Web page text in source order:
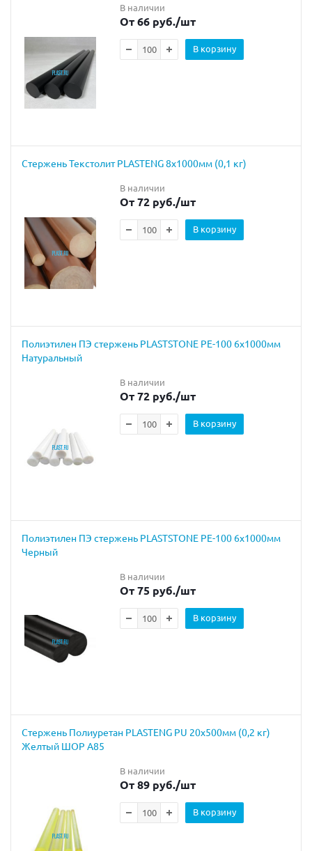
В наличии
От 66 руб./шт
В корзину
Стержень Текстолит PLASTENG 8х1000мм (0,1 кг)
В наличии
От 72 руб./шт
В корзину
Полиэтилен ПЭ стержень PLASTSTONE PE-100 6х1000мм
Натуральный
В наличии
От 72 руб./шт
В корзину
Полиэтилен ПЭ стержень PLASTSTONE PE-100 6х1000мм
Черный
В наличии
От 75 руб./шт
В корзину
Стержень Полиуретан PLASTENG PU 20х500мм (0,2 кг)
Желтый ШОР А85
В наличии
От 89 руб./шт
В корзину